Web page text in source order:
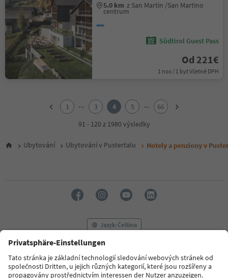
5.0 km z San Martin /San Martino
centrum
Südtirol Guest Pass
Od 221€
1 noc / 1 byt Včetně DPH
6
16
17
18
19
1 ... 3 4 5 ...
66
91 - 120 z 1980 výsledky
Ubytování Ubytování v Pustertalu Hotely a penziony v
Jazyk: Čeština
FAQ Kontaktujte nás Tisk
MICE
Zásady ochrany osobních údajů
Podmínky a ujednání Tiráž